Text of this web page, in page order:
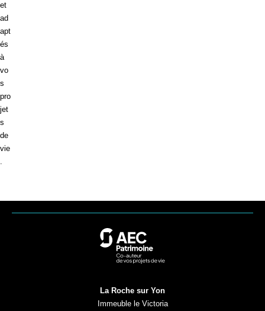
et
ad
apt
és
à
vo
s
pro
jet
s
de
vie
.
La Roche sur Yon
Immeuble le Victoria